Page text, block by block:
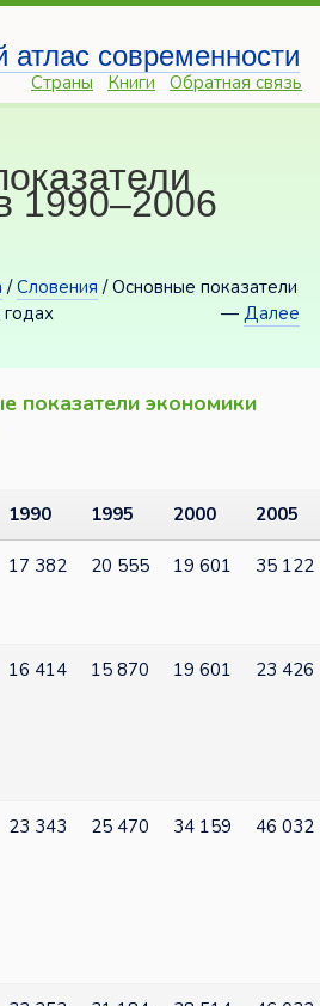
атлас современности
Страны Книги Обратная связь
1990–2006
/Словения / Основные показатели
—Далее
показатели экономики
1990 1995 2000 2005
17 382 20 555 19 601 35 122
16 414 15 870 19 601 23 426
23 343 25 470 34 159 46 032